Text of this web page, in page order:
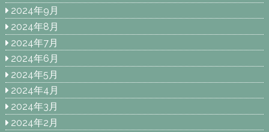
2024年9月
2024年8月
2024年7月
2024年6月
2024年5月
2024年4月
2024年3月
2024年2月